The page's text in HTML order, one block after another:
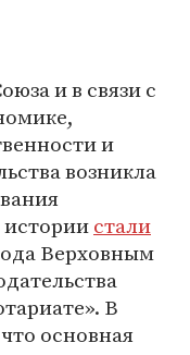
и в связи с
и
возникла
стали
Верховным
В
основная